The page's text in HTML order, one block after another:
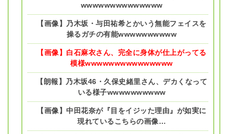
wwwwwwwwwwwwww
【画像】乃木坂・与田祐希とかいう無能フェイスを
操るガチの有能wwwwwwwwww
【画像】白石麻衣さん、完全に身体が仕上がってる
模様wwwwwwwwwwwwwww
【朗報】乃木坂46・久保史緒里さん、デカくなって
いる様子wwwwwwwwww
【画像】中田花奈が『目をイジッた理由』が如実に
現れているこちらの画像…